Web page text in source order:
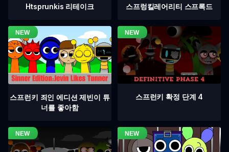
Htsprunkis 리테이크 스프렁킬레어리티 스프록드
스프런키 죄인 에디션 제빈이 튜
너를 좋아함
스프런키 확정 단계 4